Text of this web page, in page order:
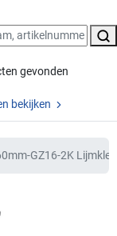
gevonden
bekijken
GZ16-2K